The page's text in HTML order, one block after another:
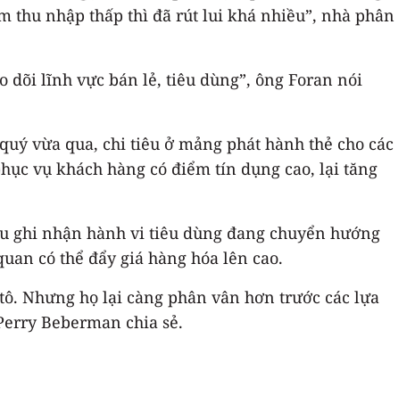
thu nhập thấp thì đã rút lui khá nhiều”, nhà phân
dõi lĩnh vực bán lẻ, tiêu dùng”, ông Foran nói
vừa qua, chi tiêu ở mảng phát hành thẻ cho các
vụ khách hàng có điểm tín dụng cao, lại tăng
ghi nhận hành vi tiêu dùng đang chuyển hướng
có thể đẩy giá hàng hóa lên cao.
Nhưng họ lại càng phân vân hơn trước các lựa
Beberman chia sẻ.